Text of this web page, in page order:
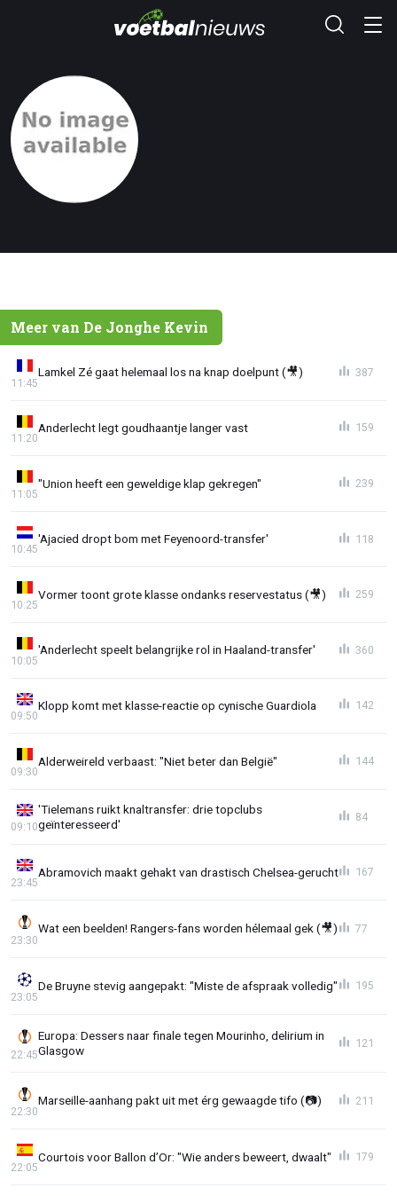
Meer van De Jonghe Kevin
Lamkel Zé gaat helemaal los na knap doelpunt (🎥)
11:45
387
Anderlecht legt goudhaantje langer vast
11:20
159
"Union heeft een geweldige klap gekregen"
11:05
239
'Ajacied dropt bom met Feyenoord-transfer'
10:45
118
Vormer toont grote klasse ondanks reservestatus (🎥)
10:25
259
'Anderlecht speelt belangrijke rol in Haaland-transfer'
10:05
360
Klopp komt met klasse-reactie op cynische Guardiola
09:50
142
Alderweireld verbaast: "Niet beter dan België"
09:30
144
'Tielemans ruikt knaltransfer: drie topclubs
geïnteresseerd'
09:10
84
Abramovich maakt gehakt van drastisch Chelsea-gerucht
23:45
167
Wat een beelden! Rangers-fans worden hélemaal gek (🎥)
23:30
77
De Bruyne stevig aangepakt: "Miste de afspraak volledig"
23:05
195
Europa: Dessers naar finale tegen Mourinho, delirium in
Glasgow
22:45
121
Marseille-aanhang pakt uit met érg gewaagde tifo (📷)
22:30
211
Courtois voor Ballon d’Or: "Wie anders beweert, dwaalt"
22:05
179